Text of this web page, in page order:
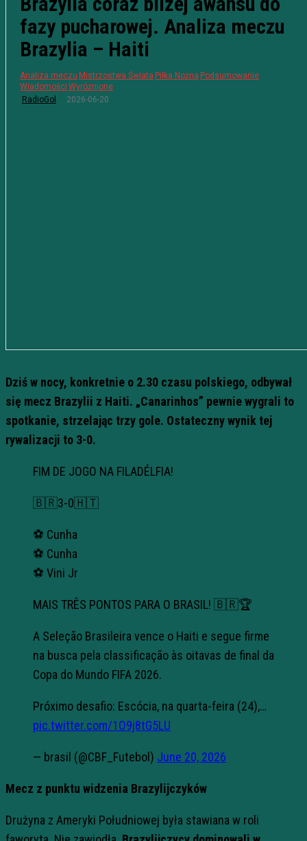
fazy pucharowej. Analiza meczu
Brazylia – Haiti
Analiza meczu Mistrzostwa Świata Piłka Nożna Podsumowanie
Wiadomości Wyróżnione
RadioGol
2026-06-20
Dziś w nocy, konkretnie o 2.30 czasu polskiego, odbywał
się mecz Brazylii z Haiti. „Canarinhos” pewnie wygrali to
spotkanie, strzelając trzy gole. Ostateczny wynik tej
rywalizacji to 3-0.
FIM DE JOGO NA FILADÉLFIA!
🇧🇷3-0🇭🇹
⚽️ Cunha
⚽️ Cunha
⚽️ Vini Jr
MAIS TRÊS PONTOS PARA O BRASIL! 🇧🇷🏆
A Seleção Brasileira vence o Haiti e segue firme
na busca pela classificação às oitavas de final da
Copa do Mundo FIFA 2026.
Próximo desafio: Escócia, na quarta-feira (24),…
pic.twitter.com/1O9j8tG5LU
— brasil (@CBF_Futebol) June 20, 2026
Mecz z punktu widzenia Brazylijczyków
Drużyna z Ameryki Południowej była stawiana w roli